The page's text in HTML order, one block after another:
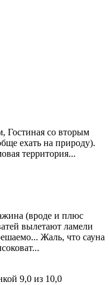
Гостиная со вторым
ехать на природу).
территория...
(вроде и плюс
вылетают ламели
Жаль, что сауна
9,0 из 10,0